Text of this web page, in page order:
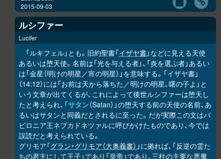
2015-09-03
ルシファー
Lucifer
「ルキフェル」とも。旧約聖書「イザヤ書」などに見える天使
あるいは堕天使。名前は「光を与える者」、「炎を選ぶ者」あるい
は「金星（明けの明星／宵の明星）」を意味する。「イザヤ書」
（14:12）には「お前は天から落ちた／明けの明星、曙の子よ」と
いう文章が出てくるが、これによって後世ルシファーは堕天し
たと考えられ、「サタン（Satan）」の堕天する前の天使の名前、あ
るいはサタンと同義だとされるに至った。だが実際この文はバ
ビロニア王ネブカドネツァルに呼びかけたものであり、今では
誤読だと考えられている。
グリモア「グラン・グリモア（大奥義書） 」に拠れば、「反逆の霊た
ちの君主にして王子」であり「皇帝」であり、三柱の主要な悪魔